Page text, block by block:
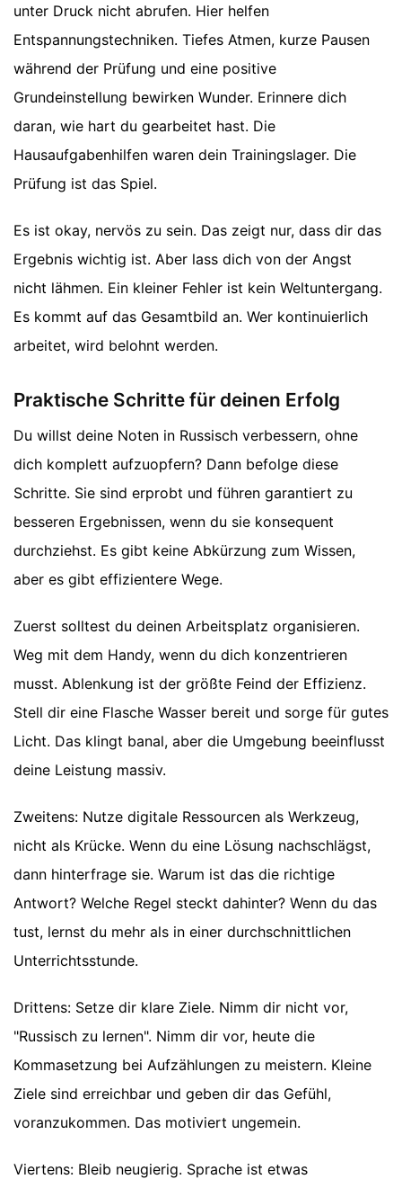
unter Druck nicht abrufen. Hier helfen
Entspannungstechniken. Tiefes Atmen, kurze Pausen
während der Prüfung und eine positive
Grundeinstellung bewirken Wunder. Erinnere dich
daran, wie hart du gearbeitet hast. Die
Hausaufgabenhilfen waren dein Trainingslager. Die
Prüfung ist das Spiel.
Es ist okay, nervös zu sein. Das zeigt nur, dass dir das
Ergebnis wichtig ist. Aber lass dich von der Angst
nicht lähmen. Ein kleiner Fehler ist kein Weltuntergang.
Es kommt auf das Gesamtbild an. Wer kontinuierlich
arbeitet, wird belohnt werden.
Praktische Schritte für deinen Erfolg
Du willst deine Noten in Russisch verbessern, ohne
dich komplett aufzuopfern? Dann befolge diese
Schritte. Sie sind erprobt und führen garantiert zu
besseren Ergebnissen, wenn du sie konsequent
durchziehst. Es gibt keine Abkürzung zum Wissen,
aber es gibt effizientere Wege.
Zuerst solltest du deinen Arbeitsplatz organisieren.
Weg mit dem Handy, wenn du dich konzentrieren
musst. Ablenkung ist der größte Feind der Effizienz.
Stell dir eine Flasche Wasser bereit und sorge für gutes
Licht. Das klingt banal, aber die Umgebung beeinflusst
deine Leistung massiv.
Zweitens: Nutze digitale Ressourcen als Werkzeug,
nicht als Krücke. Wenn du eine Lösung nachschlägst,
dann hinterfrage sie. Warum ist das die richtige
Antwort? Welche Regel steckt dahinter? Wenn du das
tust, lernst du mehr als in einer durchschnittlichen
Unterrichtsstunde.
Drittens: Setze dir klare Ziele. Nimm dir nicht vor,
"Russisch zu lernen". Nimm dir vor, heute die
Kommasetzung bei Aufzählungen zu meistern. Kleine
Ziele sind erreichbar und geben dir das Gefühl,
voranzukommen. Das motiviert ungemein.
Viertens: Bleib neugierig. Sprache ist etwas